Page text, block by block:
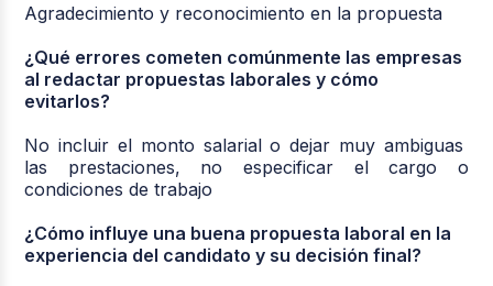
Agradecimiento y reconocimiento en la propuesta
¿Qué errores cometen comúnmente las empresas
al redactar propuestas laborales y cómo
evitarlos?
No incluir el monto salarial o dejar muy ambiguas
las prestaciones, no especificar el cargo o
condiciones de trabajo
¿Cómo influye una buena propuesta laboral en la
experiencia del candidato y su decisión final?